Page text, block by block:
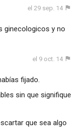
el 29 sep. 14
ginecologicos y no
el 9 oct. 14
fijado.
sin que signifique
que sea algo